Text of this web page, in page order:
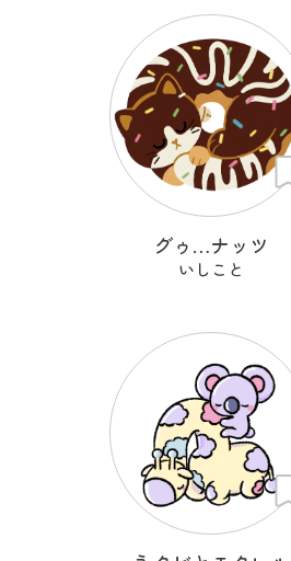
グゥ…ナッツ
いしこと